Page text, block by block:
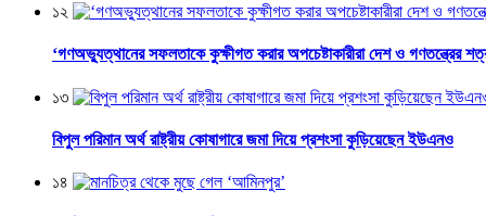
১২
‘গণঅভ্যুত্থানের সফলতাকে কুক্ষীগত করার অপচেষ্টাকারীরা দেশ ও গণতন্ত্রের
১৩
বিপুল পরিমান অর্থ রাষ্ট্রীয় কোষাগারে জমা দিয়ে প্রশংসা কুড়িয়েছেন ইউএনও
১৪